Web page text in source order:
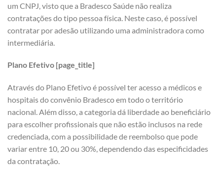
um CNPJ, visto que a Bradesco Saúde não realiza
contratações do tipo pessoa física. Neste caso, é possível
contratar por adesão utilizando uma administradora como
intermediária.
Plano Efetivo [page_title]
Através do Plano Efetivo é possível ter acesso a médicos e
hospitais do convênio Bradesco em todo o território
nacional. Além disso, a categoria dá liberdade ao beneficiário
para escolher profissionais que não estão inclusos na rede
credenciada, com a possibilidade de reembolso que pode
variar entre 10, 20 ou 30%, dependendo das especificidades
da contratação.